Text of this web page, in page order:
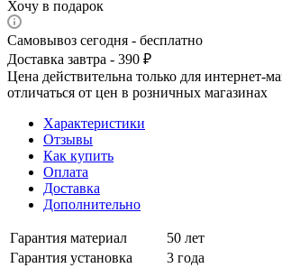
Хочу в подарок
Самовывоз сегодня - бесплатно
Доставка завтра - 390 ₽
Цена действительна только для интернет-
отличаться от цен в розничных магазинах
Характеристики
Отзывы
Как купить
Оплата
Доставка
Дополнительно
Гарантия материал
50 лет
Гарантия установка
3 года